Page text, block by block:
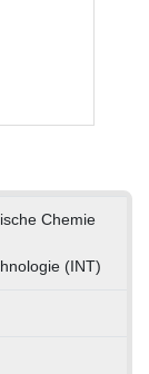
Chemie
(INT)